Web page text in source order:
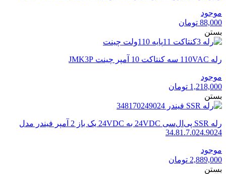
موجود
88,000 تومان
بستن
رله 110VAC سه کنتاکت 10 آمپر چینت JMK3P
موجود
1,218,000 تومان
بستن
رله SSR پی‌ال‌سی 24VDC به 24VDC یک باز 2 آمپر فیندر مدل
34.81.7.024.9024
موجود
2,889,000 تومان
بستن